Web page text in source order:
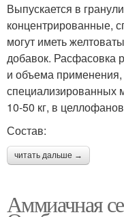
Выпускается в
концентрированные,
могут иметь
добавок. Расфасовка
и объема
специализированных
10-50 кг, в
Состав:
читать дальше →
Аммиачная